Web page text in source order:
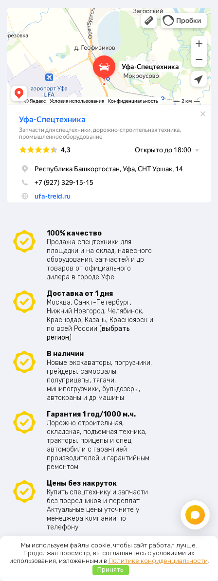
100% качество
Продажа спецтехники для
площадки и на склад, навесного
оборудования, запчастей и др
товаров от официального
дилера в городе Уфе
Доставка от 1 дня
Москва, Санкт-Петербург,
Нижний Новгород, Челябинск,
Краснодар, Казань, Красноярск и
по всей России (выбрать
регион)
В наличии
Новые экскаваторы, погрузчики,
грейдеры, самосвалы,
полуприцепы, тягачи,
минипогрузчики, бульдозеры,
автокраны и др машины
Гарантия 1 год/1000 м.ч.
Дорожно строительная,
складская, подъемная техника,
тракторы, прицепы и спец
автомобили с гарантией
производителей и гарантийным
ремонтом
Цены без накруток
Купить спецтехнику и запчасти
без посредников и переплат.
Актуальные цены уточните у
менеджера компании по
телефону
Предложения
От следующих компаний: ВТБ,
Сберлизинг, Газпромлизинг,
Европлан, Carcade, Балтийский
Мы используем файлы cookie, чтобы сайт работал лучше.
Продолжая просмотр, вы соглашаетесь с условиями их
использования, изложенными в Политике конфиденциальности
Принять